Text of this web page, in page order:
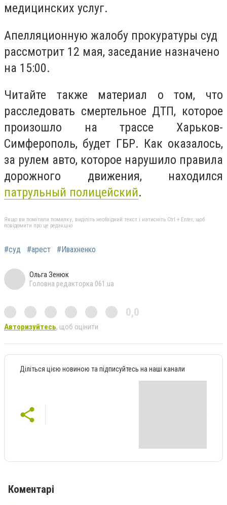
медицинских услуг.
Апелляционную жалобу прокуратуры суд
рассмотрит 12 мая, заседание назначено
на 15:00.
Читайте также материал о том, что
расследовать смертельное ДТП, которое
произошло на трассе Харьков-
Симферополь, будет ГБР. Как оказалось,
за рулем авто, которое нарушило правила
дорожного движения, находился
патрульный полицейский.
Якщо ви помітили помилку, виділіть необхідний текст і натисніть Ctrl + Enter, щоб
повідомити про це редакцію
#суд #арест #Ивахненко
Ольга Зенюк
Головна редакторка 061.ua
0,0
Авторизуйтесь, щоб оцінити
Діліться цією новиною та підписуйтесь на наші канали
Коментарі